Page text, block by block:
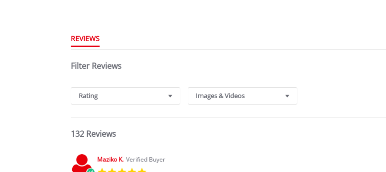
REVIEWS
Filter Reviews
Rating Images & Videos
132 Reviews
Maziko K. Verified Buyer